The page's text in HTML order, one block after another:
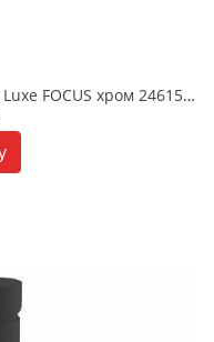
Смеситель на раковину Bronze De Luxe FOCUS хром 24615CM